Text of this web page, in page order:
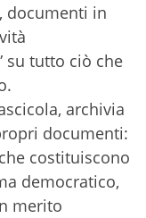
documenti in
su tutto ciò che
archivia
documenti:
costituiscono
democratico,
merito